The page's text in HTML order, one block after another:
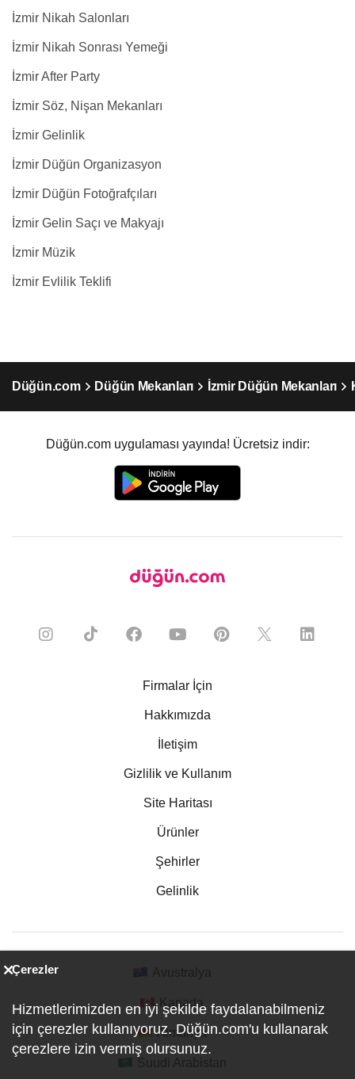
İzmir Nikah Salonları
İzmir Nikah Sonrası Yemeği
İzmir After Party
İzmir Söz, Nişan Mekanları
İzmir Gelinlik
İzmir Düğün Organizasyon
İzmir Düğün Fotoğrafçıları
İzmir Gelin Saçı ve Makyajı
İzmir Müzik
İzmir Evlilik Teklifi
Düğün.com Düğün Mekanları İzmir Düğün Mekanları
Düğün.com uygulaması yayında! Ücretsiz indir:
Firmalar İçin
Hakkımızda
İletişim
Gizlilik ve Kullanım
Site Haritası
Ürünler
Şehirler
Gelinlik
Kanada
Almanya
Çerezler
Hizmetlerimizden en iyi şekilde faydalanabilmeniz
için çerezler kullanıyoruz. Düğün.com'u kullanarak
çerezlere izin vermiş olursunuz.